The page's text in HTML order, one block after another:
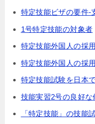
特定技能ビザの要件-
1号特定技能の対象者
特定技能外国人の採
特定技能外国人の採
特定技能試験を日本
技能実習2号の良好な
「特定技能」の技能